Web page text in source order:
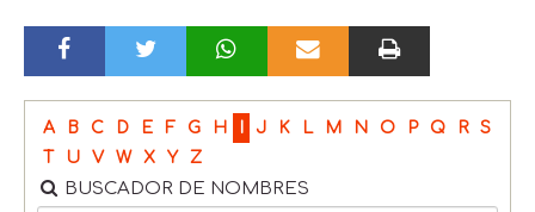
A B C D E F G H I J K L M N O P Q R
S
T
U V W X Y Z
BUSCADOR DE NOMBRES